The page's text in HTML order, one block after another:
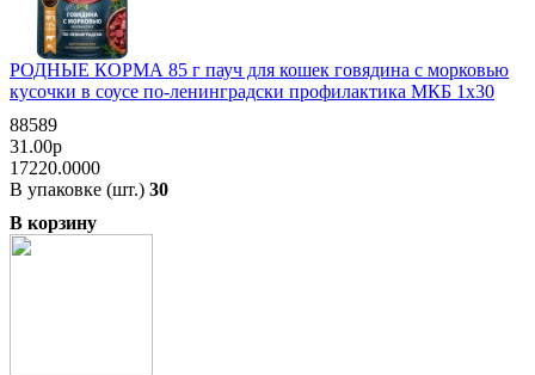
РОДНЫЕ КОРМА 85 г пауч для кошек говядина с морковью
кусочки в соусе по-ленинградски профилактика МКБ 1х30
88589
31.00р
17220.0000
В упаковке (шт.) 30
В корзину